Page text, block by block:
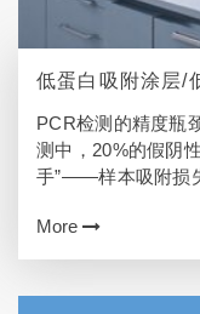
低蛋白吸附涂层/
PCR检测的精度瓶
测中，20%的假阴
手”——样本吸附损
一样&…
More